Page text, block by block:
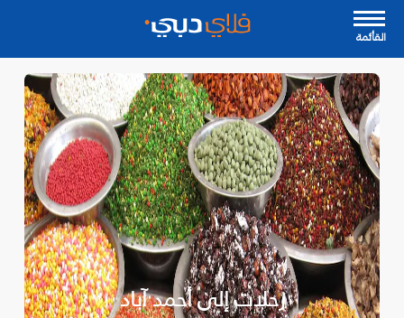
القأئمة
رحلات إلى أحمد آباد